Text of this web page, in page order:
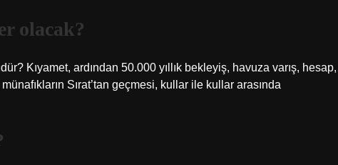
olacak?
Kıyamet, ardından 50.000 yıllık bekleyiş, havuza varış, hesap,
Sırat’tan geçmesi, kullar ile kullar arasında